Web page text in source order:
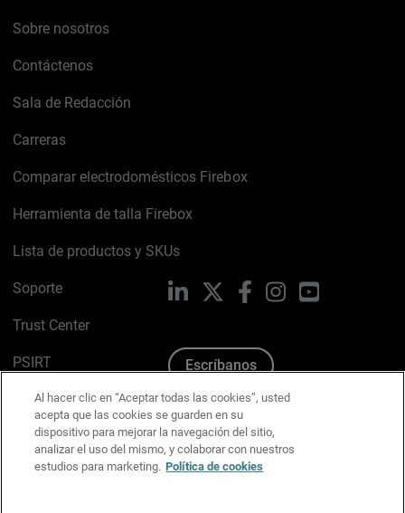
Sobre nosotros
Contáctenos
Sala de Redacción
Carreras
Comparar electrodomésticos Firebox
Herramienta de talla Firebox
Lista de productos y SKUs
Soporte
Trust Center
PSIRT
Política de cookies
Política de privacidad
Kit de medios y marca
LinkedIn FacebookInstagramYouTube
Escríbanos
Al hacer clic en “Aceptar todas las cookies”, usted
acepta que las cookies se guarden en su
dispositivo para mejorar la navegación del sitio,
analizar el uso del mismo, y colaborar con nuestros
estudios para marketing. Política de cookies